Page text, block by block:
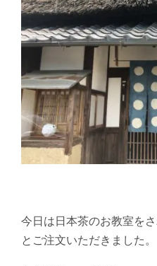
今日は日本茶のお教室を
とご注文いただきました。